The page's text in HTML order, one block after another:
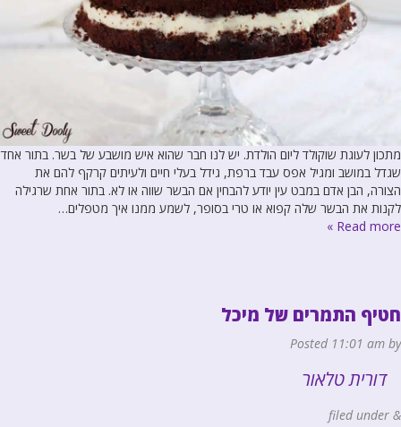
מתכון לעוגת שוקולד ליום הולדת. יש לנו חבר שהוא איש מושבע של בשר. בתור אחד
שגדל במושב ומגיל אפס עבד ברפת, גידל בעלי חיים ולעיתים קרקף להם את
הצורה, הבן אדם במבט עין יודע להבחין אם הבשר שווה או לא. בתור אחת שרגילה
לקנות את הבשר שלה קפוא או טרי בסופר, לשמע ממנו איך מטפלים…
Read more »
חטיף התמרים של מיכל
Posted 11:01 am by
דורית טלאור
&